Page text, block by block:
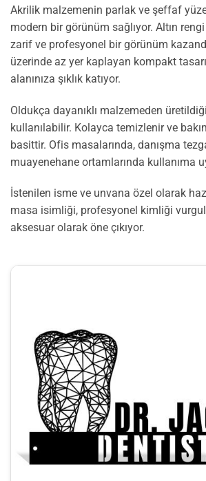
Akrilik malzemenin parlak ve şeffaf
modern bir görünüm sağlıyor. Altın
zarif ve profesyonel bir görünüm
üzerinde az yer kaplayan kompakt
alanınıza şıklık katıyor.
Oldukça dayanıklı malzemeden
kullanılabilir. Kolayca temizlenir ve
basittir. Ofis masalarında, danışma
muayenehane ortamlarında kullanıma
İstenilen isme ve unvana özel olarak
masa isimliği, profesyonel kimliği
aksesuar olarak öne çıkıyor.